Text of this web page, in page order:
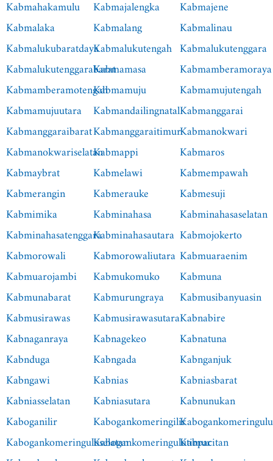
Kabmahakamulu Kabmajalengka
Kabmajene
Kabmalaka
Kabmalang
Kabmalinau
KabmalukubaratdayaKabmalukutengah Kabmalukutenggara
KabmalukutenggarabaratKabmamasa
Kabmamberamoraya
KabmamberamotengahKabmamuju
Kabmamujutengah
Kabmamujuutara KabmandailingnatalKabmanggarai
KabmanggaraibaratKabmanggaraitimurKabmanokwari
KabmanokwariselatanKabmappi
Kabmaros
Kabmaybrat
Kabmelawi
Kabmempawah
Kabmerangin
Kabmerauke
Kabmesuji
Kabmimika
Kabminahasa
Kabminahasaselatan
KabminahasatenggaraKabminahasautara Kabmojokerto
Kabmorowali
Kabmorowaliutara Kabmuaraenim
Kabmuarojambi
Kabmukomuko
Kabmuna
Kabmunabarat
Kabmurungraya
Kabmusibanyuasin
Kabmusirawas
KabmusirawasutaraKabnabire
Kabnaganraya
Kabnagekeo
Kabnatuna
Kabnduga
Kabngada
Kabnganjuk
Kabngawi
Kabnias
Kabniasbarat
Kabniasselatan
Kabniasutara
Kabnunukan
Kaboganilir
KabogankomeringilirKabogankomeringulu
KabogankomeringuluselatanKabogankomeringulutimur
Kabpacitan